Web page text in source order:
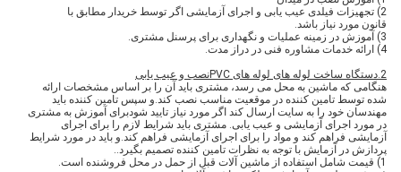
2) تجهیزات فیلدی عیب یابی و اجرای آزمایشی اگر توسط خریدار مطابق با
قانون مورد نیاز باشد.
4) ارائه خدمات مشاوره فنی در دراز مدت.
دستگاه ساخت لوله های لوله های PVC
نصب و عیب یابی
هنگامی که ماشین به محل می رسد، مشتری باید آن را بر اساس مشخصات ارائه
شده توسط تامین کننده در موقعیت مناسب نصب کند.و سپس تامین کننده باید
مهندسان خود را به سایت ارسال کند اگر مورد نیاز تایید شودبرای آموزش به مشتری
در مورد اجرای آزمایشی و عیب یابی. مشتری باید شرایط لازم را برای اجرای
آزمایشی فراهم کند و مواد را برای اجرای آزمایشی فراهم کند.و باید در مورد شرایط
پردازش در آزمایش با توجه به نظرات تامین کننده تصمیم بگیرد..
1) قیمت شامل استفاده از ماشین آلات قبل از حمل در محل فروشنده است.